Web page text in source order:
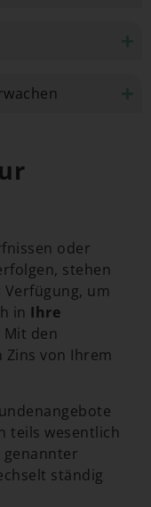
oder
stehen
um
in Ihre
den
Zins von Ihrem
teils wesentlich
genannter
ständig